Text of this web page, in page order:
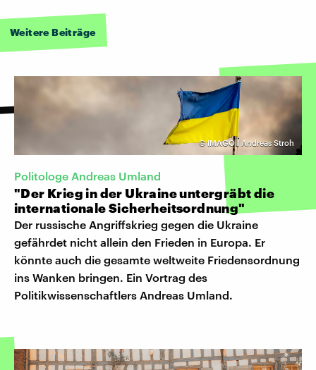
Weitere Beiträge
©IMAGO I Andreas Stroh
Politologe Andreas Umland
"Der Krieg in der Ukraine untergräbt die
internationale Sicherheitsordnung"
Der russische Angriffskrieg gegen die Ukraine
gefährdet nicht allein den Frieden in Europa. Er
könnte auch die gesamte weltweite Friedensordnung
ins Wanken bringen. Ein Vortrag des
Politikwissenschaftlers Andreas Umland.